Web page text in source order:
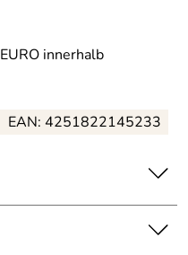
innerhalb
EAN: 4251822145233
mit Pferden &
– BxHxT ca. 9 x